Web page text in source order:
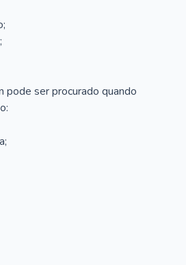
pode ser procurado quando